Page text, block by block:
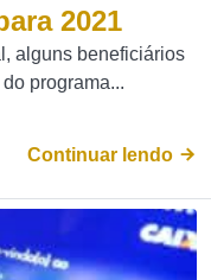
2021
alguns beneficiários
programa...
Continuar lendo